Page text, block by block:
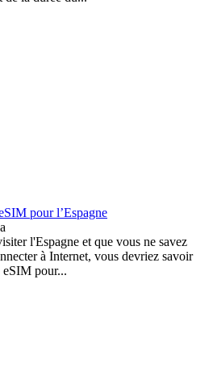
pour l’Espagne
l'Espagne et que vous ne savez
à Internet, vous devriez savoir
eSIM pour...